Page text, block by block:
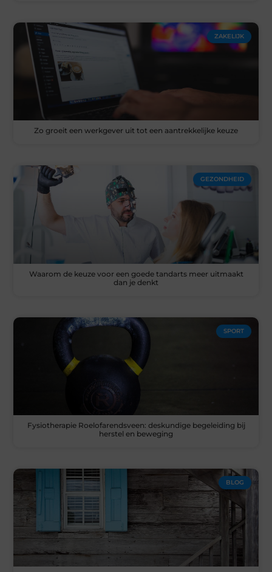
ZAKELIJK
Zo groeit een werkgever uit tot een aantrekkelijke keuze
GEZONDHEID
Waarom de keuze voor een goede tandarts meer uitmaakt
dan je denkt
SPORT
Fysiotherapie Roelofarendsveen: deskundige begeleiding bij
herstel en beweging
BLOG